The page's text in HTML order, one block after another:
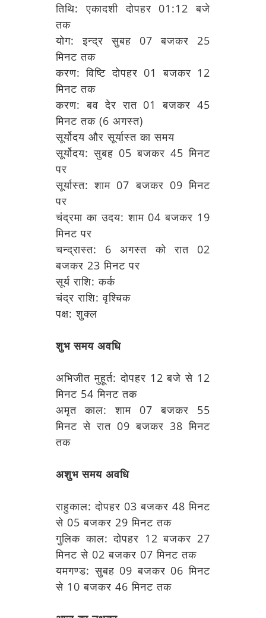
तिथि: एकादशी दोपहर 01:12 बजे
तक
योग: इन्द्र सुबह 07 बजकर 25
मिनट तक
करण: विष्टि दोपहर 01 बजकर 12
मिनट तक
करण: बव देर रात 01 बजकर 45
मिनट तक (6 अगस्त)
सूर्योदय और सूर्यास्त का समय
सूर्योदय: सुबह 05 बजकर 45 मिनट
पर
सूर्यास्त: शाम 07 बजकर 09 मिनट
पर
चंद्रमा का उदय: शाम 04 बजकर 19
मिनट पर
चन्द्रास्त: 6 अगस्त को रात 02
बजकर 23 मिनट पर
सूर्य राशि: कर्क
चंद्र राशि: वृश्चिक
पक्ष: शुक्ल
शुभ समय अवधि
अभिजीत मुहूर्त: दोपहर 12 बजे से 12
मिनट 54 मिनट तक
अमृत काल: शाम 07 बजकर 55
मिनट से रात 09 बजकर 38 मिनट
तक
अशुभ समय अवधि
राहुकाल: दोपहर 03 बजकर 48 मिनट
से 05 बजकर 29 मिनट तक
गुलिक काल: दोपहर 12 बजकर 27
मिनट से 02 बजकर 07 मिनट तक
यमगण्ड: सुबह 09 बजकर 06 मिनट
से 10 बजकर 46 मिनट तक